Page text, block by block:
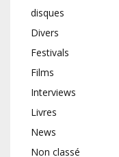
disques
Divers
Festivals
Films
Interviews
Livres
News
Non classé